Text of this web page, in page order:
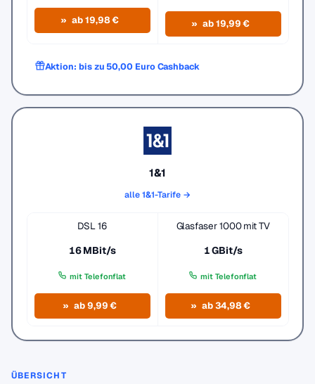
ab 19,98 € ab 19,99 €
Aktion: bis zu 50,00 Euro Cashback
1&1
alle 1&1-Tarife →
DSL 16
16 MBit/s
mit Telefonflat
ab 9,99 €
Glasfaser 1000 mit TV
1 GBit/s
mit Telefonflat
ab 34,98 €
ÜBERSICHT